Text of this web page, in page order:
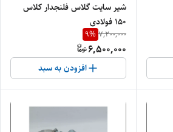
شیر سایت گلاس فلنجدار کلاس
۱۵۰ فولادی
7,200,000
9%
6,500,000
افزودن به سبد